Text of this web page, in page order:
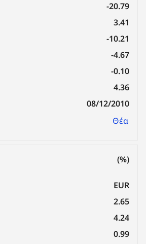
-20.79
3.41
-10.21
-4.67
-0.10
4.36
08/12/2010
Θέα
(%)
EUR
2.65
4.24
0.99